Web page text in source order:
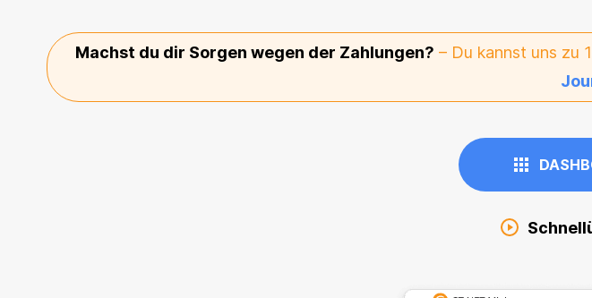
Machst du dir Sorgen wegen der Zahlungen? – Du kannst uns zu